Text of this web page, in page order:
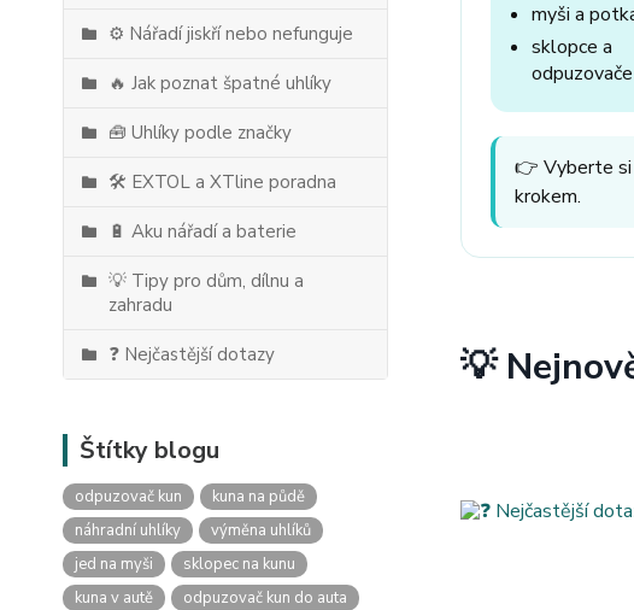
⚙️ Nářadí jiskří nebo nefunguje
🔥 Jak poznat špatné uhlíky
🧰 Uhlíky podle značky
🛠️ EXTOL a XTline poradna
🔋 Aku nářadí a baterie
💡 Tipy pro dům, dílnu a
zahradu
❓ Nejčastější dotazy
Štítky blogu
odpuzovač kun
kuna na půdě
náhradní uhlíky
výměna uhlíků
jed na myši
sklopec na kunu
kuna v autě
odpuzovač kun do auta
myši a
sklopce a
odpuzovače
👉 Vyberte si
krokem.
💡